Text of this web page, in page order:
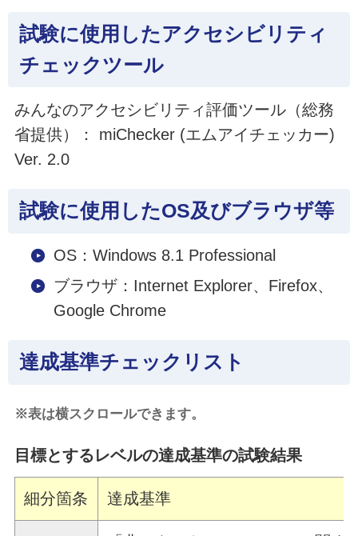
試験に使用したアクセシビリティ
チェックツール
みんなのアクセシビリティ評価ツール（総務
省提供）： miChecker (エムアイチェッカー)
Ver. 2.0
試験に使用したOS及びブラウザ等
OS：Windows 8.1 Professional
ブラウザ：Internet Explorer、Firefox、
Google Chrome
達成基準チェックリスト
※表は横スクロールできます。
目標とするレベルの達成基準の試験結果
細分箇条 達成基準